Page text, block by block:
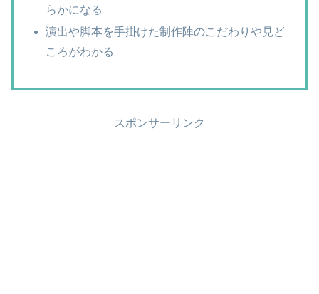
らかになる
演出や脚本を手掛けた制作陣のこだわりや見ど
ころがわかる
スポンサーリンク